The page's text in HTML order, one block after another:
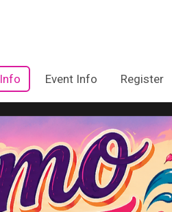
Info Event Info Register